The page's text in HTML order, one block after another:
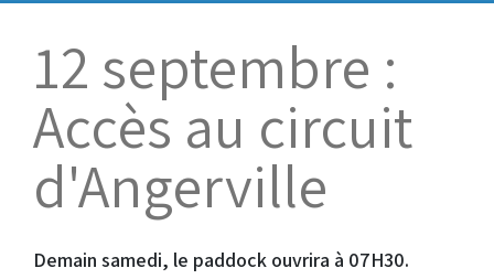
12 septembre :
Accès au circuit
d'Angerville
Demain samedi, le paddock ouvrira à 07H30.
Bénévoles
Les 50 ans du club
Dons aux associations
Vue aérienne
Accès au circuit